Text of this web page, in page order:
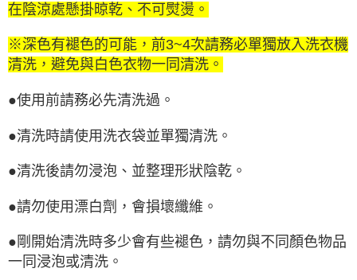
在陰涼處懸掛晾乾、不可熨燙。
※深色有褪色的可能，前3~4次請務必單獨放入洗衣機
清洗，避免與白色衣物一同清洗。
●使用前請務必先清洗過。
●清洗時請使用洗衣袋並單獨清洗。
●清洗後請勿浸泡、並整理形狀陰乾。
●請勿使用漂白劑，會損壞纖維。
●剛開始清洗時多少會有些褪色，請勿與不同顏色物品
一同浸泡或清洗。